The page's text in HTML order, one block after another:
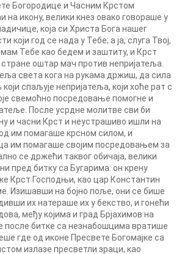
Богородице и Часним Крстом
на икону, велики кнез овако говораше у
која си Христа Бога нашег
који год се нада у Тебе; а ја, слуга Твој,
Тебе као бедем и заштиту, и Крст
оштар мач против непријатеља.
света кога на рукама држиш, да сила
спаљује непријатеља, који хоће рат с
свемоћно посредовање помогне и
После усрдне молитве сви би
и часни Крст и неустрашиво ишли на
им помагаше крсном силом, и
им помагаше својим посредовањем за
се држећи таквог обичаја, велики
пред битку са Бугарима: он крену
Крст Господњи, као цар Константин
Изишавши на бојно поље, они се бише
их натераше их у бекство, и гонећи
међу којима и град Брјахимов на
после битке са незнабошцима вратише
где од иконе Пресвете Богомајке са
излазе пресветли зраци, као